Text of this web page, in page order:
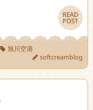
READ
POST
READ
POST
旭川空港
softcreamblog